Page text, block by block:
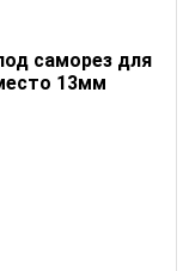
саморез для
13мм